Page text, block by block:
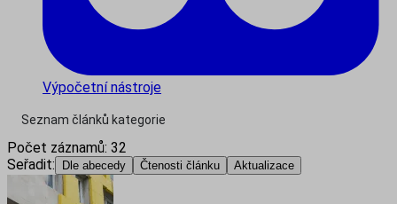
Výpočetní nástroje
Seznam článků kategorie
Počet záznamů: 32
Seřadit:
Dle abecedy Čtenosti článku Aktualizace